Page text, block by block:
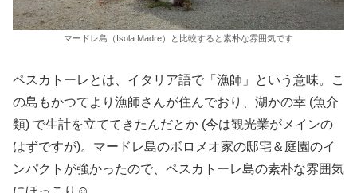
マードレ島（Isola Madre）と比較すると素朴な雰囲気です
ペスカトーレとは、イタリア語で「漁師」という意味。こ
の島もかつてより漁師さんが住んでおり、湖かの幸 (魚介
類) で生計を立ててきたんだとか (今は観光業がメインの
はずですが)。マードレ島のボロメオ家の邸宅＆庭園のイ
ンパクトが強かったので、ペスカトーレ島の素朴な雰囲気